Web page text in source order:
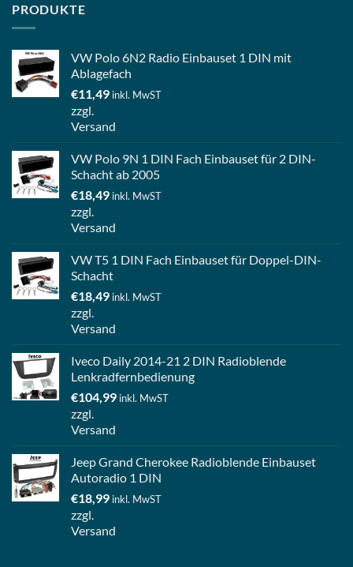
PRODUKTE
VW Polo 6N2 Radio Einbauset 1 DIN mit
Ablagefach
€11,49 inkl. MwST
zzgl.
Versand
VW Polo 9N 1 DIN Fach Einbauset für 2 DIN-
Schacht ab 2005
€18,49 inkl. MwST
zzgl.
Versand
VW T5 1 DIN Fach Einbauset für Doppel-DIN-
Schacht
€18,49 inkl. MwST
zzgl.
Versand
Iveco Daily 2014-21 2 DIN Radioblende
Lenkradfernbedienung
€104,99 inkl. MwST
zzgl.
Versand
Jeep Grand Cherokee Radioblende Einbauset
Autoradio 1 DIN
€18,99 inkl. MwST
zzgl.
Versand